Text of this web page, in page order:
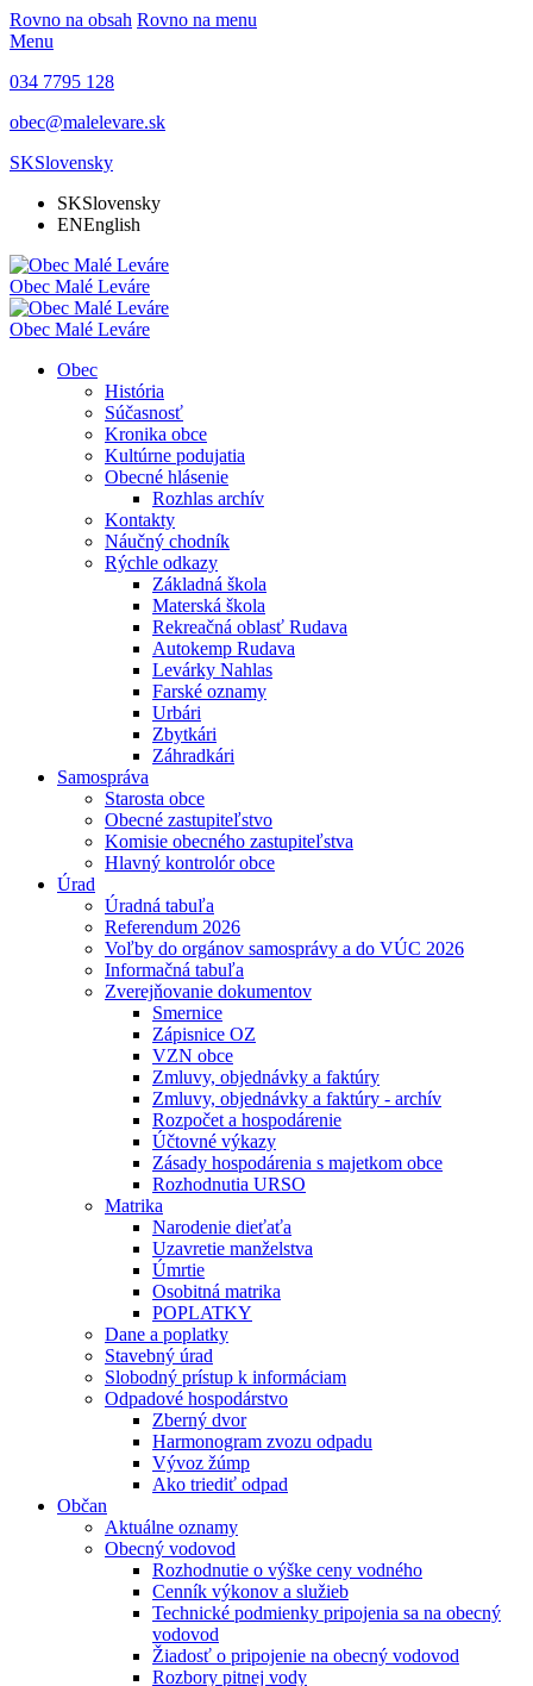
Rovno na obsah Rovno na menu
Menu
034 7795 128
obec@malelevare.sk
SKSlovensky
SKSlovensky
ENEnglish
Obec Malé Leváre
Obec Malé Leváre
Obec
História
Súčasnosť
Kronika obce
Kultúrne podujatia
Obecné hlásenie
Rozhlas archív
Kontakty
Náučný chodník
Rýchle odkazy
Základná škola
Materská škola
Rekreačná oblasť Rudava
Autokemp Rudava
Levárky Nahlas
Farské oznamy
Urbári
Zbytkári
Záhradkári
Samospráva
Starosta obce
Obecné zastupiteľstvo
Komisie obecného zastupiteľstva
Hlavný kontrolór obce
Úrad
Úradná tabuľa
Referendum 2026
Voľby do orgánov samosprávy a do VÚC 2026
Informačná tabuľa
Zverejňovanie dokumentov
Smernice
Zápisnice OZ
VZN obce
Zmluvy, objednávky a faktúry
Zmluvy, objednávky a faktúry - archív
Rozpočet a hospodárenie
Účtovné výkazy
Zásady hospodárenia s majetkom obce
Rozhodnutia URSO
Matrika
Narodenie dieťaťa
Uzavretie manželstva
Úmrtie
Osobitná matrika
POPLATKY
Dane a poplatky
Stavebný úrad
Slobodný prístup k informáciam
Odpadové hospodárstvo
Zberný dvor
Harmonogram zvozu odpadu
Vývoz žúmp
Ako triediť odpad
Občan
Aktuálne oznamy
Obecný vodovod
Rozhodnutie o výške ceny vodného
Cenník výkonov a služieb
Technické podmienky pripojenia sa na obecný
vodovod
Žiadosť o pripojenie na obecný vodovod
Rozbory pitnej vody